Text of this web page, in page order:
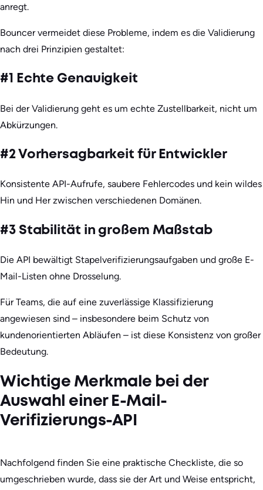
anregt.
Bouncer vermeidet diese Probleme, indem es die Validierung
nach drei Prinzipien gestaltet:
#1 Echte Genauigkeit
Bei der Validierung geht es um echte Zustellbarkeit, nicht um
Abkürzungen.
#2 Vorhersagbarkeit für Entwickler
Konsistente API-Aufrufe, saubere Fehlercodes und kein wildes
Hin und Her zwischen verschiedenen Domänen.
#3 Stabilität in großem Maßstab
Die API bewältigt Stapelverifizierungsaufgaben und große E-
Mail-Listen ohne Drosselung.
Für Teams, die auf eine zuverlässige Klassifizierung
angewiesen sind – insbesondere beim Schutz von
kundenorientierten Abläufen – ist diese Konsistenz von großer
Bedeutung.
Wichtige Merkmale bei der
Auswahl einer E-Mail-
Verifizierungs-API
Nachfolgend finden Sie eine praktische Checkliste, die so
umgeschrieben wurde, dass sie der Art und Weise entspricht,